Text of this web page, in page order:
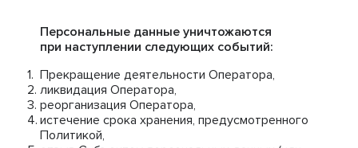
Персональные данные уничтожаются
при наступлении следующих событий:
Прекращение деятельности Оператора,
ликвидация Оператора,
реорганизация Оператора,
истечение срока хранения, предусмотренного
Политикой,